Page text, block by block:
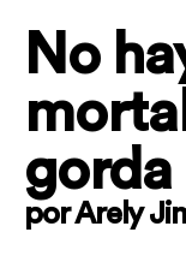
No
gorda
por Arely